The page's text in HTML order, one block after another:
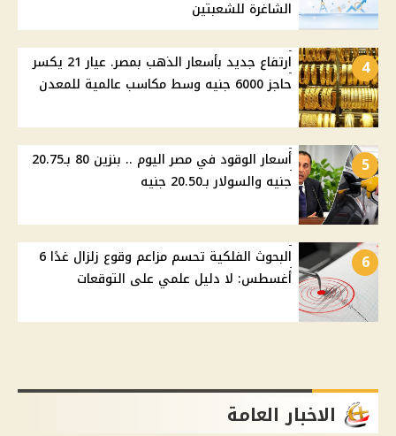
الشاغرة للشعبتين
4
ارتفاع جديد بأسعار الذهب بمصر. عيار 21 يكسر
حاجز 6000 جنيه وسط مكاسب عالمية للمعدن
5
أسعار الوقود في مصر اليوم .. بنزين 80 بـ20.75
جنيه والسولار بـ20.50 جنيه
6
البحوث الفلكية تحسم مزاعم وقوع زلزال غدًا 6
أغسطس: لا دليل علمي على التوقعات
الاخبار العامة